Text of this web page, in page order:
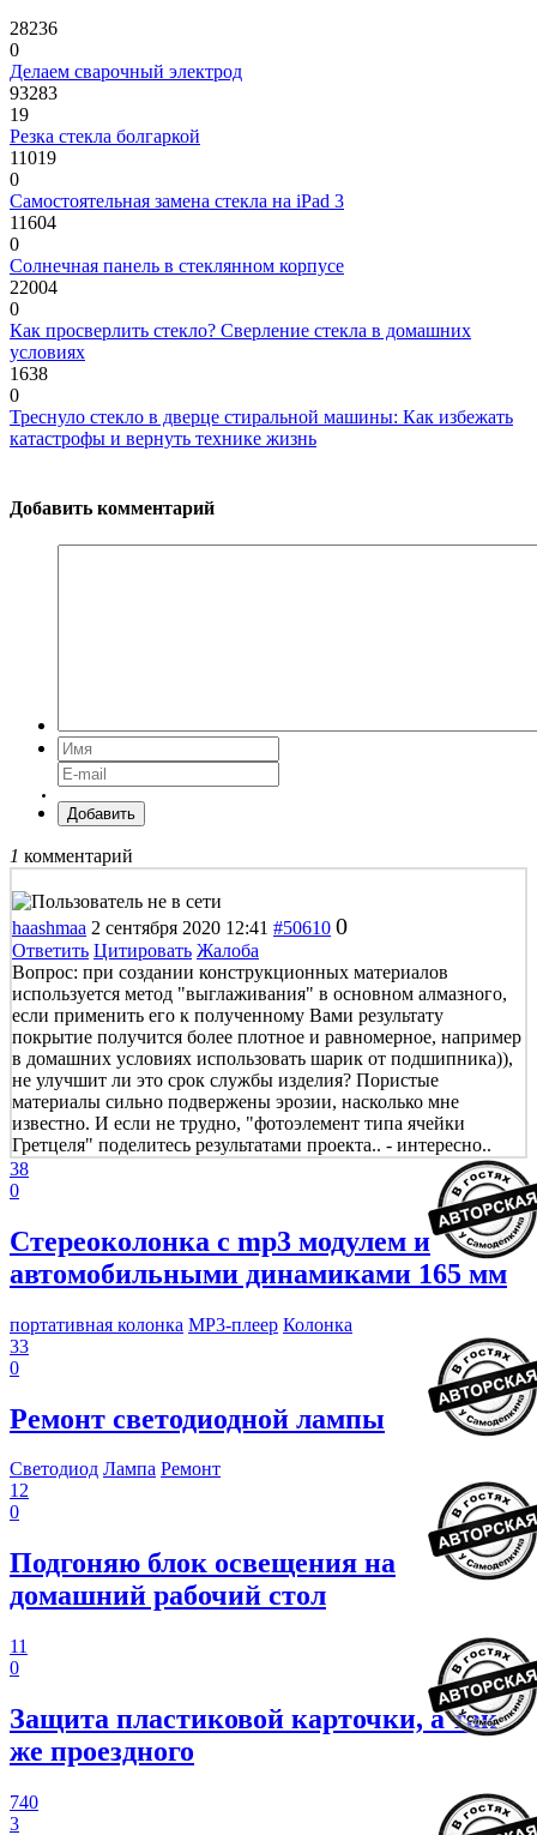
28236
0
Делаем сварочный электрод
93283
19
Резка стекла болгаркой
11019
0
Самостоятельная замена стекла на iPad 3
11604
0
Солнечная панель в стеклянном корпусе
22004
0
Как просверлить стекло? Сверление стекла в домашних
условиях
1638
0
Треснуло стекло в дверце стиральной машины: Как избежать
катастрофы и вернуть технике жизнь
Добавить комментарий
Добавить
1 комментарий
haashmaa 2 сентября 2020 12:41 #50610 0
Ответить Цитировать Жалоба
Вопрос: при создании конструкционных материалов
используется метод "выглаживания" в основном алмазного,
если применить его к полученному Вами результату
покрытие получится более плотное и равномерное, например
в домашних условиях использовать шарик от подшипника)),
не улучшит ли это срок службы изделия? Пористые
материалы сильно подвержены эрозии, насколько мне
известно. И если не трудно, "фотоэлемент типа ячейки
Гретцеля" поделитесь результатами проекта.. - интересно..
38
0
Стереоколонка с mp3 модулем и
автомобильными динамиками 165 мм
портативная колонка MP3-плеер Колонка
33
0
Ремонт светодиодной лампы
Светодиод Лампа Ремонт
12
0
Подгоняю блок освещения на
домашний рабочий стол
11
0
Защита пластиковой карточки, а так
же проездного
740
3